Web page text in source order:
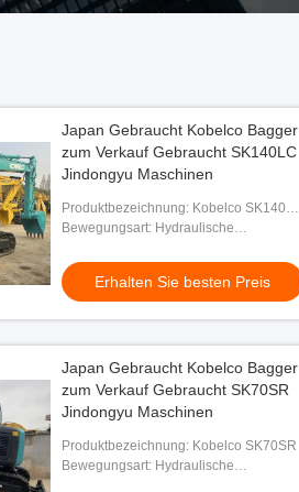
Japan Gebraucht Kobelco Bagger
zum Verkauf Gebraucht SK140LC
Jindongyu Maschinen
Produktbezeichnung: Kobelco SK140LC
Bagger
Bewegungsart: Hydraulische
Erhalten Sie besten Preis
Japan Gebraucht Kobelco Bagger
zum Verkauf Gebraucht SK70SR
Jindongyu Maschinen
Produktbezeichnung: Kobelco SK70SR
Bewegungsart: Hydraulische